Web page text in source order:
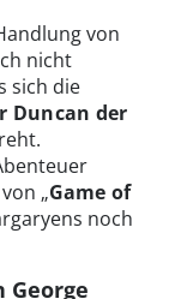
von
nicht
sich die
Duncan der
„Game of
noch
George